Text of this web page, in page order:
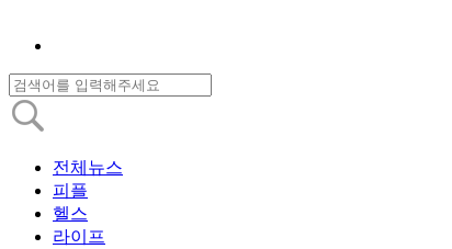
전체뉴스
피플
헬스
라이프